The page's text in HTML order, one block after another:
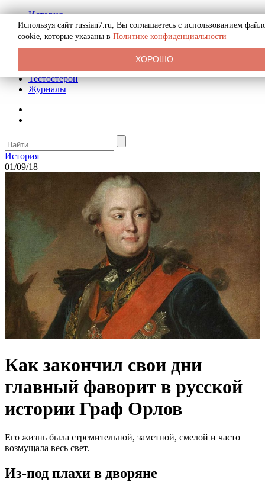
История
Биография
Криминал
Реклама на сайте
Тестостерон
Журналы
История
01/09/18
Как закончил свои дни
главный фаворит в русской
истории Граф Орлов
Его жизнь была стремительной, заметной, смелой и часто
возмущала весь свет.
Из-под плахи в дворяне
Используя сайт russian7.ru, Вы соглашаетесь с использованием
cookie, которые указаны в Политике конфиденциальности
ХОРОШО